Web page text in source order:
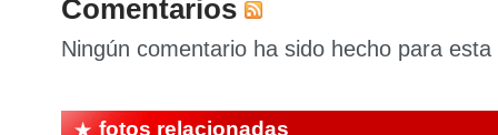
Comentarios
Ningún comentario ha sido hecho para esta
fotos relacionadas